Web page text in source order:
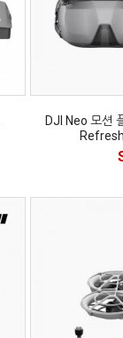
DJI Neo 모션